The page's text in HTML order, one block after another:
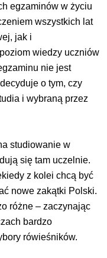
egzaminów w życiu
wszystkich lat
jak i
wiedzy uczniów
nie jest
o tym, czy
i wybraną przez
studiowanie w
się tam uczelnie.
z kolei chcą być
nowe zakątki Polski.
różne – zaczynając
bardzo
rówieśników.